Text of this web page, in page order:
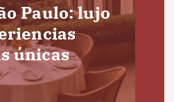
Paulo: lujo
únicas